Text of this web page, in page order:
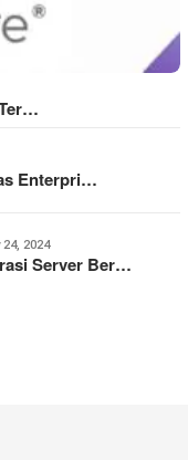
Enterpri…
2024
Server Ber…